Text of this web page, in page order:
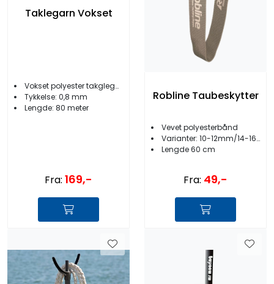
Taklegarn Vokset
Vokset polyester takglegarn
Tykkelse: 0,8 mm
Lengde: 80 meter
Fra: 169,-
Robline Taubeskytter
Vevet polyesterbånd
Varianter: 10-12mm/14-16mm/18-20mm
Lengde 60 cm
Fra: 49,-